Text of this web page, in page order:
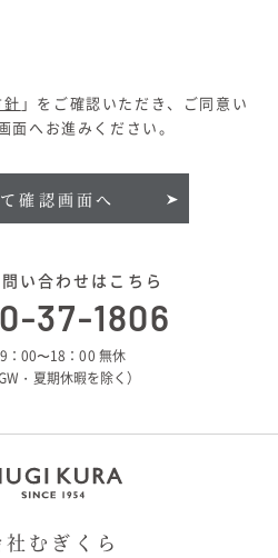
」をご確認いただき、ご同意い
面へお進みください。
確認画面へ
い合わせはこちら
37-1806
：00〜18：00 無休
・夏期休暇を除く）
むぎくら